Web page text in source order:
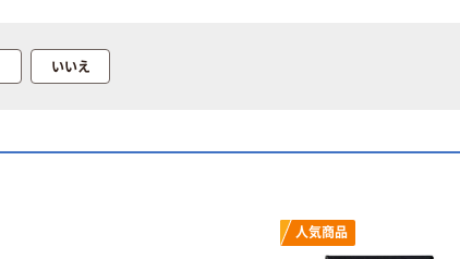
いいえ
人気商品